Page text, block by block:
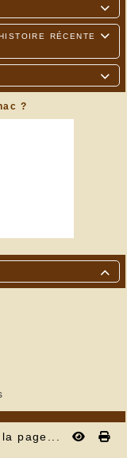


récente

?

page...